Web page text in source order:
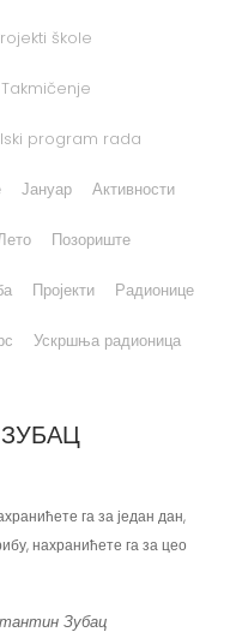
škole
Takmičenje
program rada
Јануар Активности
Позориште
Пројекти Радионице
Ускршња радионица
га за један дан,
нахранићете га за цео
Зубац
бивши сам ученик Основне
Вршцу, где сам био ђак
Универзитета